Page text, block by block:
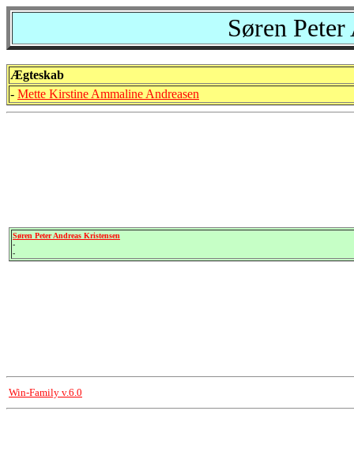
Søren
Ægteskab
- Mette Kirstine Ammaline Andreasen
Søren Peter Andreas Kristensen
-
-
Win-Family v.6.0